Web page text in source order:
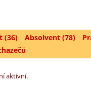
(36) Absolvent (78)
aktivní.